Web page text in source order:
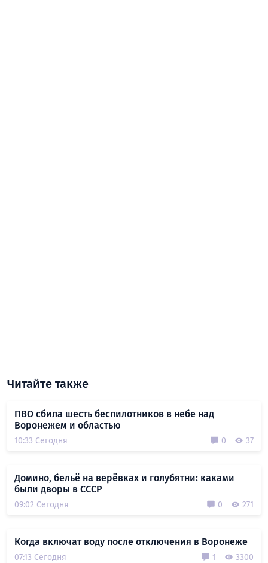
Читайте также
ПВО сбила шесть беспилотников в небе над
Воронежем и областью
10:33 Сегодня 0 37
Домино, бельё на верёвках и голубятни: каками
были дворы в СССР
09:02 Сегодня 0 271
Когда включат воду после отключения в Воронеже
07:13 Сегодня 1 3300